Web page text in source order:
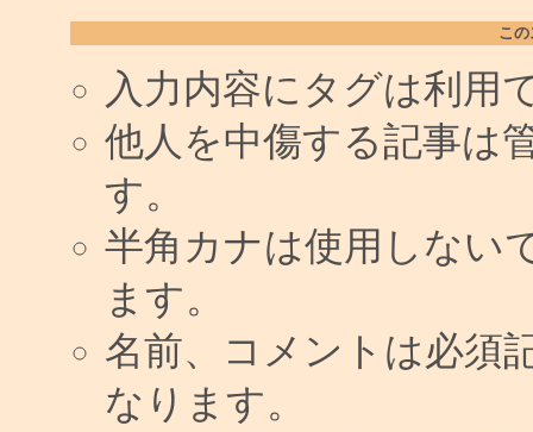
こ
入力内容にタグは利用
他人を中傷する記事は
す。
半角カナは使用しない
ます。
名前、コメントは必須
なります。